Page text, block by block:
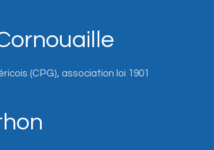
(CPG), association loi 1901